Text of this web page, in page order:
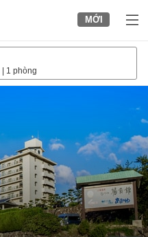
MỚI
1 phòng